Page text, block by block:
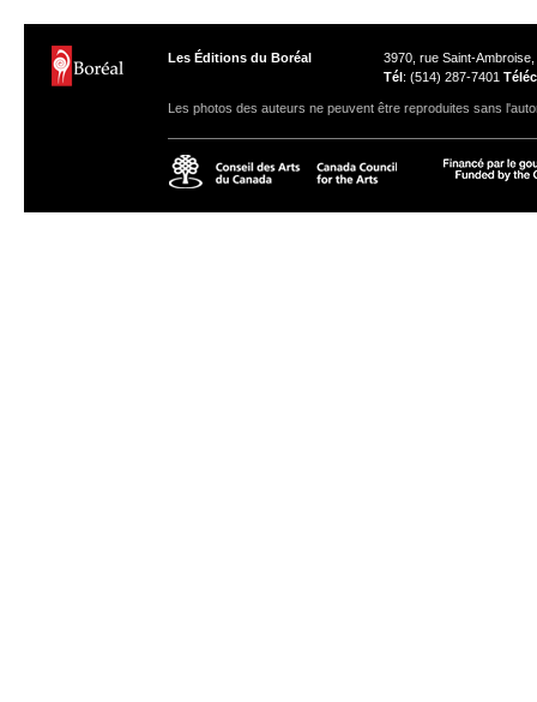
Les Éditions du Boréal
3970, rue Saint-
Tél : (514) 287-7401 Téléc
Les photos des auteurs ne peuvent être reproduites sans